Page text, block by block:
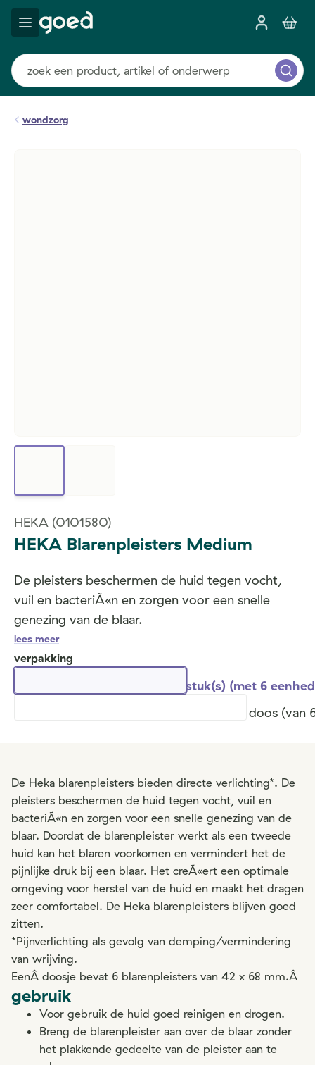
wondzorg
HEKA (0101580)
HEKA Blarenpleisters Medium
De pleisters beschermen de huid tegen vocht,
vuil en bacteriÃ«n en zorgen voor een snelle
genezing van de blaar.
lees meer
verpakking
stuk(s) (met 6
doos (van
De Heka blarenpleisters bieden directe verlichting*. De
pleisters beschermen de huid tegen vocht, vuil en
bacteriÃ«n en zorgen voor een snelle genezing van de
blaar. Doordat de blarenpleister werkt als een tweede
huid kan het blaren voorkomen en vermindert het de
pijnlijke druk bij een blaar. Het creÃ«ert een optimale
omgeving voor herstel van de huid en maakt het dragen
zeer comfortabel. De Heka blarenpleisters blijven goed
zitten.
*Pijnverlichting als gevolg van demping/vermindering
van wrijving.
EenÂ doosje bevat 6 blarenpleisters van 42 x 68 mm.Â
gebruik
Voor gebruik de huid goed reinigen en drogen.
Breng de blarenpleister aan over de blaar zonder
het plakkende gedeelte van de pleister aan te